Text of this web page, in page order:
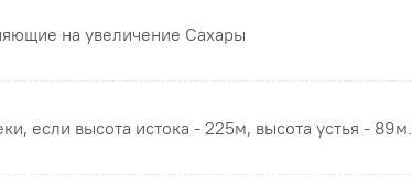
на увеличение Сахары
если высота истока - 225м, высота устья - 89м.